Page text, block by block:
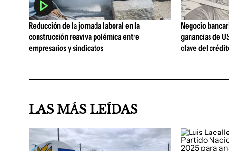
Reducción de la jornada laboral en la
construcción reaviva polémica entre
empresarios y sindicatos
Negocio
ganancias de
clave del
LAS MÁS LEÍDAS